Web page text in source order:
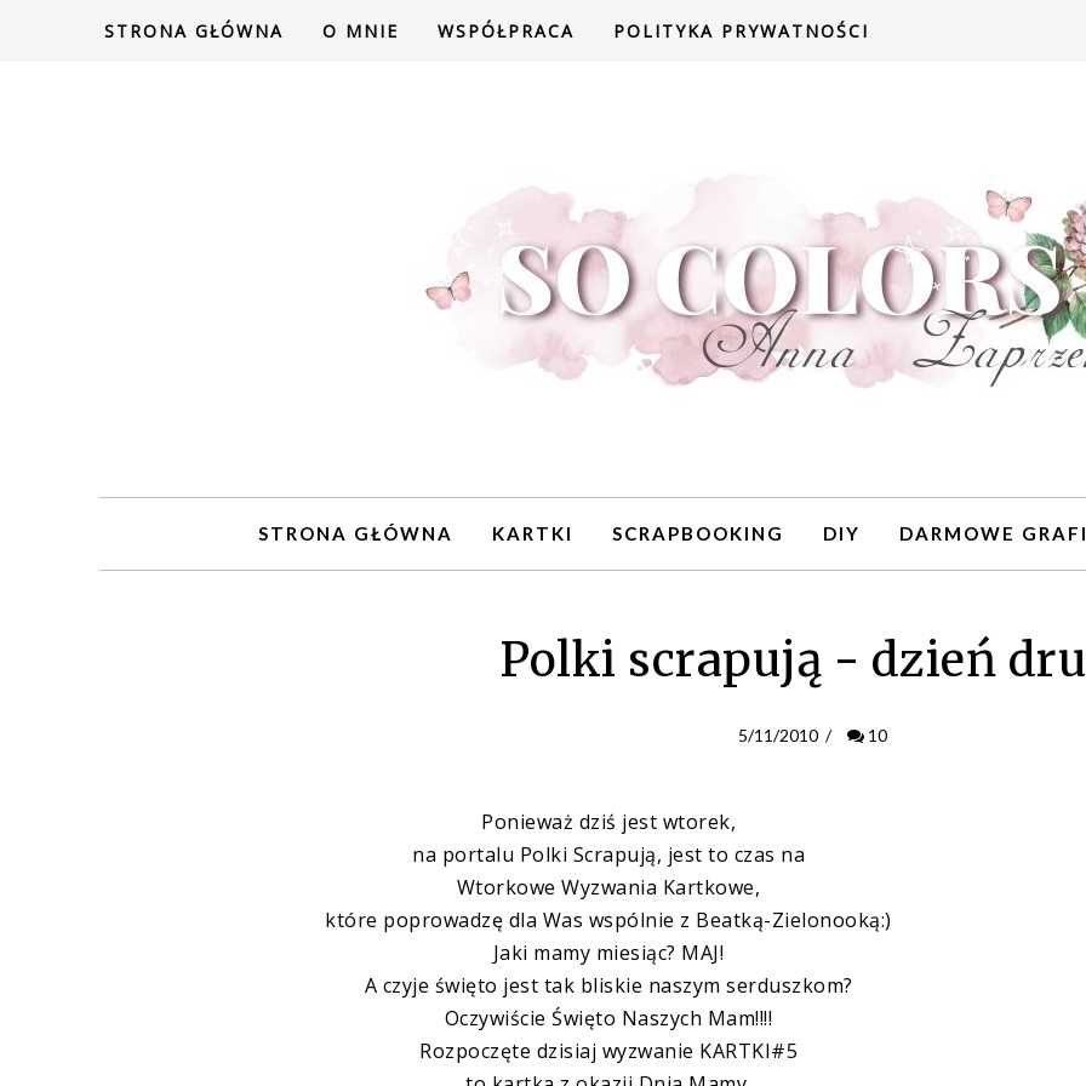
STRONA GŁÓWNA O MNIE WSPÓŁPRACA POLITYKA PRYWATNOŚCI
STRONA GŁÓWNA KARTKI SCRAPBOOKING DIY DARMOWE
Polki scrapują - dzień
5/11/2010 / 10
Ponieważ dziś jest wtorek,
na portalu Polki Scrapują, jest to czas na
Wtorkowe Wyzwania Kartkowe,
które poprowadzę dla Was wspólnie z Beatką-Zielonooką:)
Jaki mamy miesiąc? MAJ!
A czyje święto jest tak bliskie naszym serduszkom?
Oczywiście Święto Naszych Mam!!!!
Rozpoczęte dzisiaj wyzwanie KARTKI#5